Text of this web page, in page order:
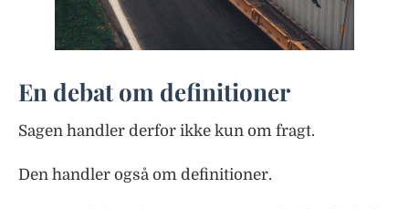
En debat om definitioner
Sagen handler derfor ikke kun om fragt.
Den handler også om definitioner.